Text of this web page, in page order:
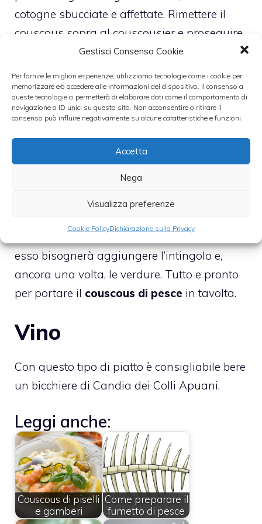
Gestisci Consenso Cookie
Per fornire le migliori esperienze, utilizziamo tecnologie come i cookie per
memorizzare e/o accedere alle informazioni del dispositivo. Il consenso a
queste tecnologie ci permetterà di elaborare dati come il comportamento di
navigazione o ID unici su questo sito. Non acconsentire o ritirare il
consenso può influire negativamente su alcune caratteristiche e funzioni.
Accetta
Nega
Visualizza preferenze
Cookie PolicyDichiarazione sulla Privacy
cotogne sbucciate e affettate. Rimettere il
couscous sopra al couscousier e proseguire
la cottura per quasi venti minuti. Il
couscousier è una pentola a due scomparti.
Lo scomparto inferiore serve per stufare
carne, pesce e verdure in un brodo, da qui il
vapore di quest’ultimo sale in alto e cuocere
Successivamente, bisogna servire il
couscous in una ciotola. Possibilimente, la
contenuto bisognerà versa del pesce. Ad
esso bisognerà aggiungere l’intingolo e,
ancora una volta, le verdure. Tutto e pronto
per portare il couscous di pesce in tavolta.
Vino
Con questo tipo di piatto è consigliabile bere
un bicchiere di Candia dei Colli Apuani.
Leggi anche:
Couscous di piselli
e gamberi
Come preparare il
fumetto di pesce